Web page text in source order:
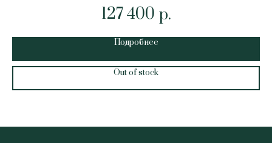
127 400 р.
Подробнее
Out of stock